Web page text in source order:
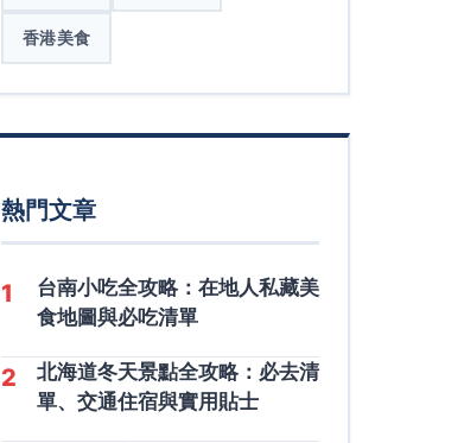
香港美食
熱門文章
1
台南小吃全攻略：在地人私藏美
食地圖與必吃清單
2
北海道冬天景點全攻略：必去清
單、交通住宿與實用貼士